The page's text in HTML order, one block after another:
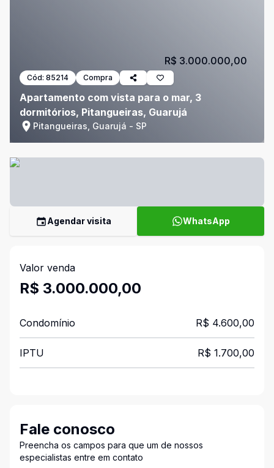
Cód: 85214 Compra
Apartamento com vista para o mar, 3
dormitórios, Pitangueiras, Guarujá
Pitangueiras, Guarujá - SP
R$ 3.000.000,00
Agendar visita WhatsApp
Valor venda
R$ 3.000.000,00
Condomínio R$ 4.600,00
IPTU R$ 1.700,00
Fale conosco
Preencha os campos para que um de nossos
especialistas entre em contato